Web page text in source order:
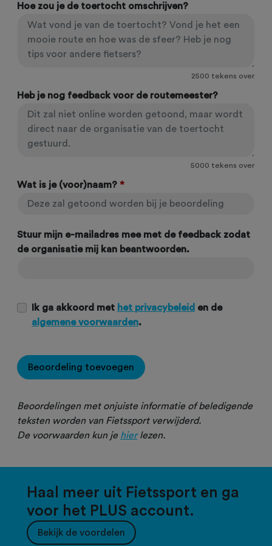
Hoe zou je de toertocht omschrijven?
2500 tekens over
Heb je nog feedback voor de routemeester?
5000 tekens over
Wat is je (voor)naam? *
Stuur mijn e-mailadres mee met de feedback zodat
de organisatie mij kan beantwoorden.
Ik ga akkoord met het privacybeleid en de
algemene voorwaarden.
Beoordeling toevoegen
Beoordelingen met onjuiste informatie of beledigende
teksten worden van Fietssport verwijderd.
De voorwaarden kun je hierlezen.
Haal meer uit Fietssport en ga
voor het PLUS account.
Bekijk de voordelen